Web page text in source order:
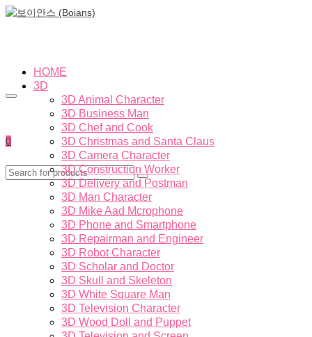
0
HOME
3D
3D Animal Character
3D Business Man
3D Chef and Cook
3D Christmas and Santa Claus
3D Camera Character
3D Construction Worker
3D Delivery and Postman
3D Man Character
3D Mike Aad Mcrophone
3D Phone and Smartphone
3D Repairman and Engineer
3D Robot Character
3D Scholar and Doctor
3D Skull and Skeleton
3D White Square Man
3D Television Character
3D Wood Doll and Puppet